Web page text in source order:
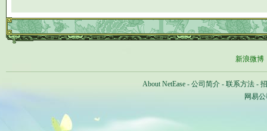
新浪微博
About NetEase - 公司简介 - 联系方法 -
网易